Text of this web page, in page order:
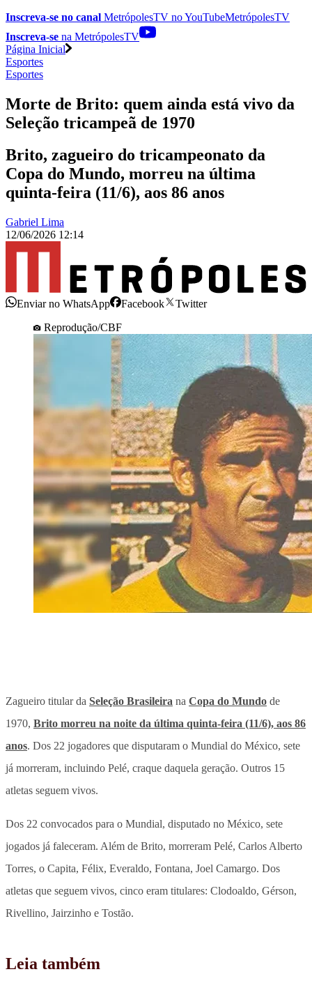
Inscreva-se no canal MetrópolesTV noYouTubeMetrópolesTV
Inscreva-se na MetrópolesTV
Página Inicial
Esportes
Esportes
Morte de Brito: quem ainda está vivo da
Seleção tricampeã de 1970
Brito, zagueiro do tricampeonato da
Copa do Mundo, morreu na última
quinta-feira (11/6), aos 86 anos
Gabriel Lima
12/06/2026 12:14
Enviar no WhatsApp Facebook
Twitter
Reprodução/CBF
Zagueiro titular da Seleção Brasileira na Copa do Mundo de
1970, Brito morreu na noite da última quinta-feira (11/6), aos 86
anos. Dos 22 jogadores que disputaram o Mundial do México, sete
já morreram, incluindo Pelé, craque daquela geração. Outros 15
atletas seguem vivos.
Dos 22 convocados para o Mundial, disputado no México, sete
jogados já faleceram. Além de Brito, morreram Pelé, Carlos Alberto
Torres, o Capita, Félix, Everaldo, Fontana, Joel Camargo. Dos
atletas que seguem vivos, cinco eram titulares: Clodoaldo, Gérson,
Rivellino, Jairzinho e Tostão.
Leia também